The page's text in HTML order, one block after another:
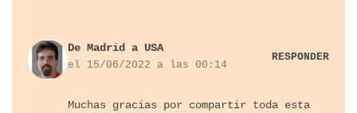
De Madrid a USA
el 15/06/2022 a las 00:14
RESPONDER
Muchas gracias por compartir toda esta